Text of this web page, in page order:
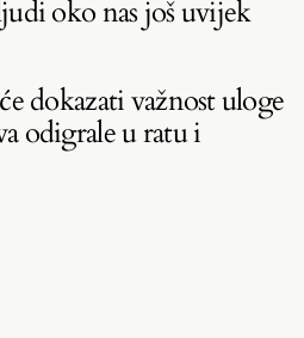
oko nas još uvijek
dokazati važnost uloge
odigrale u ratu i